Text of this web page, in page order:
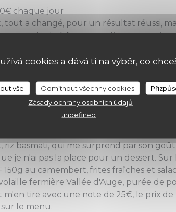
cookies a dává ti na výběr, co
vše Odmítnout všechny cookies
Zásady ochrany osobních údajů
undefined
chaque jour
tout a changé, pour un résultat réussi,
carte a évolué, "nous ne réinventons
Un menu du jour, avec une hampe de
et un gâteau à l'ananas, est proposé
suggestions sur la carte. En
sauce au cidre de Bayeux. Le goût du
de fines lamelles de pommes,
bonne mise en bouche avant de passer
riz basmati, qui me surprend par son
je n'ai pas la place pour un dessert.
au camembert, frites fraîches et
fermière Vallée d'Auge, purée de
m'en tire avec une note de 25€, le prix
le menu.